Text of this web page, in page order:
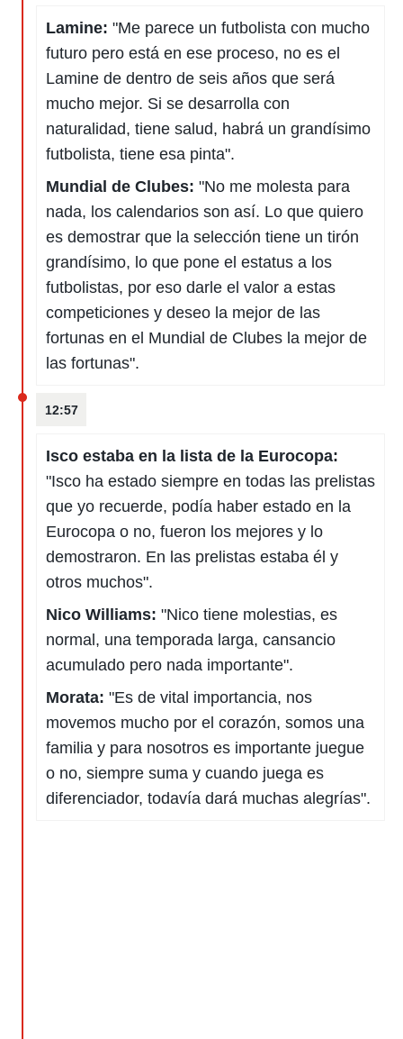
Lamine: "Me parece un futbolista con mucho
futuro pero está en ese proceso, no es el
Lamine de dentro de seis años que será
mucho mejor. Si se desarrolla con
naturalidad, tiene salud, habrá un grandísimo
futbolista, tiene esa pinta".
Mundial de Clubes: "No me molesta para
nada, los calendarios son así. Lo que quiero
es demostrar que la selección tiene un tirón
grandísimo, lo que pone el estatus a los
futbolistas, por eso darle el valor a estas
competiciones y deseo la mejor de las
fortunas en el Mundial de Clubes la mejor de
las fortunas".
12:57
Isco estaba en la lista de la Eurocopa:
"Isco ha estado siempre en todas las prelistas
que yo recuerde, podía haber estado en la
Eurocopa o no, fueron los mejores y lo
demostraron. En las prelistas estaba él y
otros muchos".
Nico Williams: "Nico tiene molestias, es
normal, una temporada larga, cansancio
acumulado pero nada importante".
Morata: "Es de vital importancia, nos
movemos mucho por el corazón, somos una
familia y para nosotros es importante juegue
o no, siempre suma y cuando juega es
diferenciador, todavía dará muchas alegrías".